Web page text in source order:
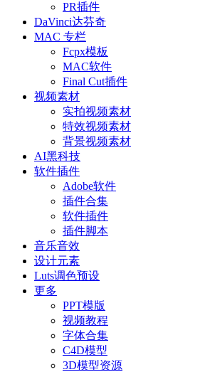
PR插件
DaVinci达芬奇
MAC 专栏
Fcpx模板
MAC软件
Final Cut插件
视频素材
实拍视频素材
特效视频素材
背景视频素材
AI黑科技
软件插件
Adobe软件
插件合集
软件插件
插件脚本
音乐音效
设计元素
Luts调色预设
更多
PPT模版
视频教程
字体合集
C4D模型
3D模型资源